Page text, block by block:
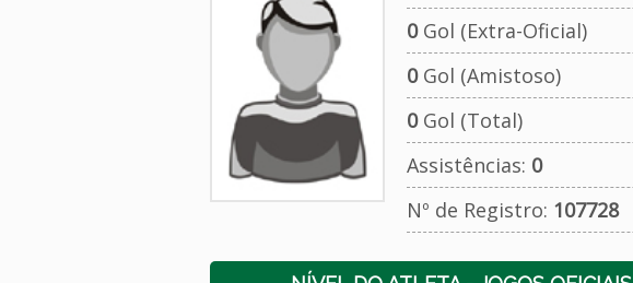
0Gol (Extra-Oficial)
0Gol (Amistoso)
0Gol (Total)
Assistências: 0
Nº de Registro: 107728